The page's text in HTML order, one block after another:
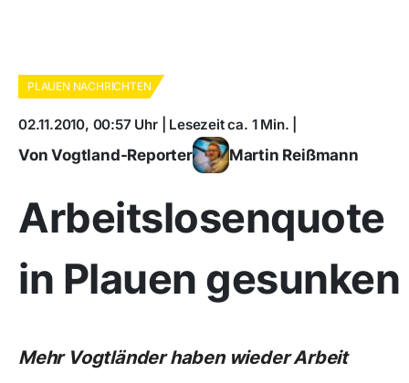
PLAUEN NACHRICHTEN
02.11.2010, 00:57 Uhr | Lesezeit ca. 1 Min. |
Von Vogtland-Reporter Martin Reißmann
Arbeitslosenquote
in Plauen gesunken
Mehr Vogtländer haben wieder Arbeit